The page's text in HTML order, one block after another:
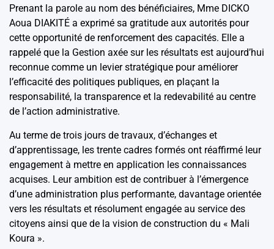
Prenant la parole au nom des bénéficiaires, Mme DICKO
Aoua DIAKITÉ a exprimé sa gratitude aux autorités pour
cette opportunité de renforcement des capacités. Elle a
rappelé que la Gestion axée sur les résultats est aujourd’hui
reconnue comme un levier stratégique pour améliorer
l’efficacité des politiques publiques, en plaçant la
responsabilité, la transparence et la redevabilité au centre
de l’action administrative.
Au terme de trois jours de travaux, d’échanges et
d’apprentissage, les trente cadres formés ont réaffirmé leur
engagement à mettre en application les connaissances
acquises. Leur ambition est de contribuer à l’émergence
d’une administration plus performante, davantage orientée
vers les résultats et résolument engagée au service des
citoyens ainsi que de la vision de construction du « Mali
Koura ».